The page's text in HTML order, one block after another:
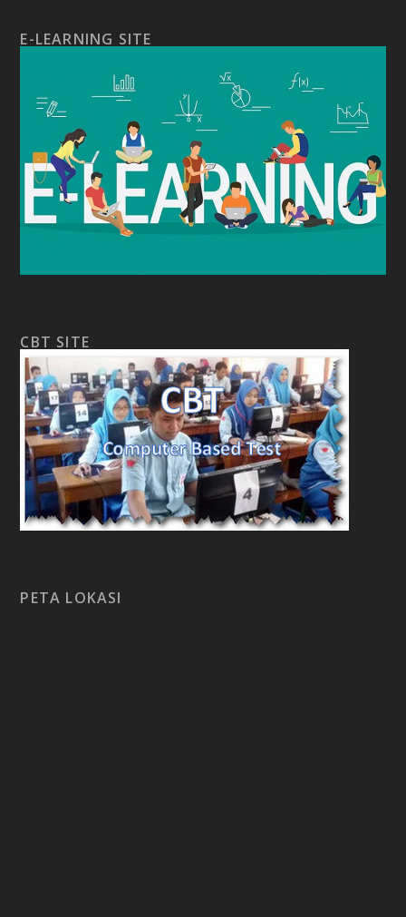
E-LEARNING SITE
CBT SITE
PETA LOKASI